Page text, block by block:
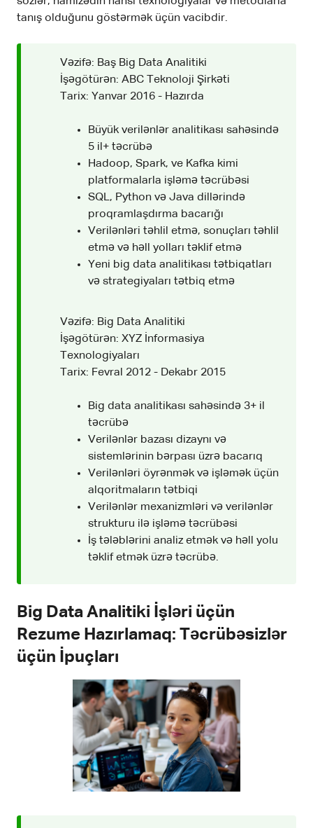
tanış olduğunu göstərmək üçün vacibdir.
Vəzifə: Baş Big Data Analitiki
İşəgötürən: ABC Teknoloji Şirkəti
Tarix: Yanvar 2016 - Hazırda
Büyük verilənlər analitikası sahəsində
5 il+ təcrübə
Hadoop, Spark, ve Kafka kimi
platformalarla işləmə təcrübəsi
SQL, Python və Java dillərində
proqramlaşdırma bacarığı
Verilənləri təhlil etmə, sonuçları təhlil
etmə və həll yolları təklif etmə
Yeni big data analitikası tətbiqatları
və strategiyaları tətbiq etmə
Vəzifə: Big Data Analitiki
İşəgötürən: XYZ İnformasiya
Texnologiyaları
Tarix: Fevral 2012 - Dekabr 2015
Big data analitikası sahəsində 3+ il
təcrübə
Verilənlər bazası dizaynı və
sistemlərinin bərpası üzrə bacarıq
Verilənləri öyrənmək və işləmək üçün
alqoritmaların tətbiqi
Verilənlər mexanizmləri və verilənlər
strukturu ilə işləmə təcrübəsi
İş tələblərini analiz etmək və həll yolu
təklif etmək üzrə təcrübə.
Big Data Analitiki İşləri üçün
Rezume Hazırlamaq: Təcrübəsizlər
üçün İpuçları